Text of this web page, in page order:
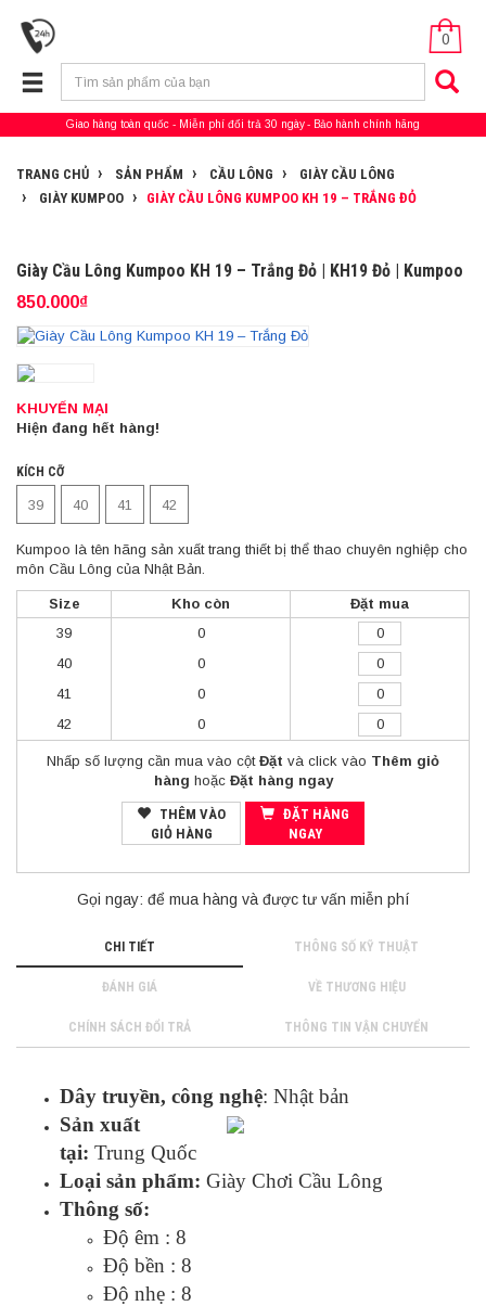
0
Giao hàng toàn quốc Miễn phí đổi trả 30 ngày Bảo hành chính hãng
TRANG CHỦ SẢN PHẨM CẦU LÔNG
GIÀY CẦU LÔNG
GIÀY KUMPOO
GIÀY CẦU LÔNG KUMPOO KH 19 – TRẮNG ĐỎ
Giày Cầu Lông Kumpoo KH 19 – Trắng Đỏ | KH19 Đỏ | Kumpoo
850.000₫
KHUYẾN MẠI
Hiện đang hết hàng!
KÍCH CỠ
39 40 41 42
Kumpoo là tên hãng sản xuất trang thiết bị thể thao chuyên nghiệp cho
môn Cầu Lông của Nhật Bản.
Size Kho còn
Đặt mua
39
0
40
0
41
0
42
0
Nhấp số lượng cần mua vào cột Đặt và click vào Thêm giỏ
hàng hoặc Đặt hàng ngay
GIỎ HÀNG
NGAY
Gọi ngay: để mua hàng và được tư vấn miễn phí
CHI TIẾT THÔNG SỐ KỸ THUẬT
ĐÁNH GIÁ VỀ THƯƠNG HIỆU
CHÍNH SÁCH ĐỔI TRẢ THÔNG TIN VẬN CHUYỂN
Dây truyền, công nghệ: Nhật bản
Sản xuất
tại: Trung Quốc
Loại sản phẩm: Giày Chơi Cầu Lông
Thông số:
Độ êm : 8
Độ bền : 8
Độ nhẹ : 8